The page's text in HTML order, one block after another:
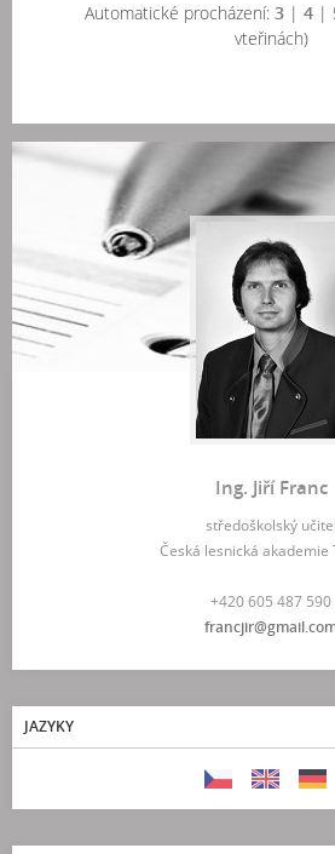
Automatické procházení: 3 | 4 |
vteřinách)
Ing. Jiří Franc
středoškolský učitel
Česká lesnická akademie
+420 605 487 590
JAZYKY